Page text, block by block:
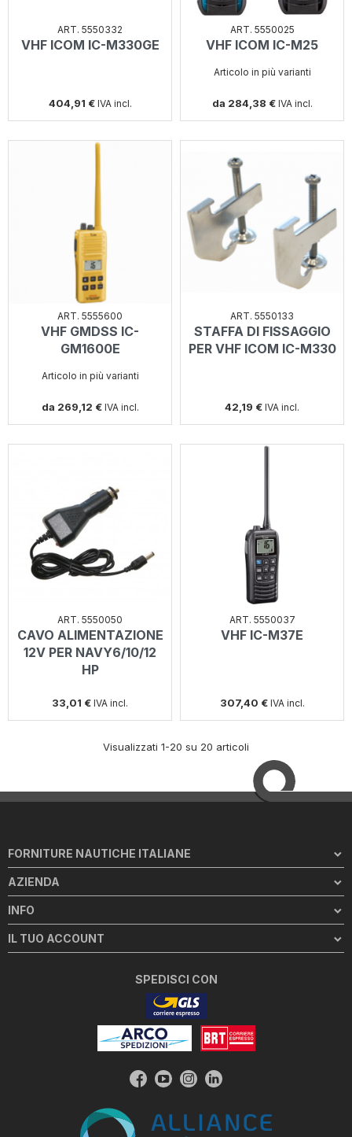
ART. 5550332
VHF ICOM IC-M330GE
404,91 € IVA incl.
ART. 5550025
VHF ICOM IC-M25
Articolo in più varianti
da 284,38 € IVA incl.
ART. 5555600
VHF GMDSS IC-
GM1600E
Articolo in più varianti
da 269,12 € IVA incl.
ART. 5550133
STAFFA DI FISSAGGIO
PER VHF ICOM IC-M330
42,19 € IVA incl.
ART. 5550050
CAVO ALIMENTAZIONE
12V PER NAVY6/10/12
HP
33,01 € IVA incl.
ART. 5550037
VHF IC-M37E
307,40 € IVA incl.
Visualizzati 1-20 su 20 articoli
FORNITURE NAUTICHE ITALIANE
AZIENDA
INFO
IL TUO ACCOUNT
SPEDISCI CON